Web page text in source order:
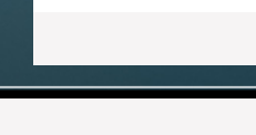
– Anbefalt alder ca. 2 uker til